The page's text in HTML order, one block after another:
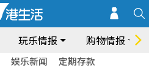
玩乐情报 购物情报
娱乐新闻 定期存款